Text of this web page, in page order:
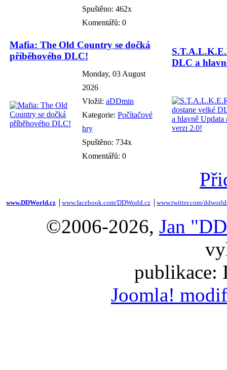
Spuštěno: 462x
Komentářů: 0
Mafia: The Old Country se dočká
příběhového DLC!
Monday, 03 August
2026
Vložil: aDDmin
Kategorie: Počítačové
hry
Spuštěno: 734x
Komentářů: 0
DLC a
www.DDWorld.cz www.facebook.com/DDWorld.cz www.twitter.com/
©2006-2026, Jan
publikace:
Joomla!